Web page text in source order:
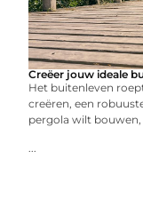
Creëer jouw ideale
Het buitenleven
creëren, een
pergola wilt
...